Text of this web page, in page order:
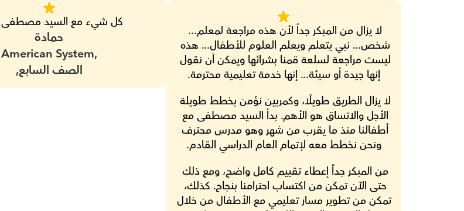
كل شيء مع السيد مصطفى
حمادة
الصف السابع,
American System,
إنها جيدة أو سيئة... إنها خدمة تعليمية محترمة.
أطفالنا منذ ما يقرب من شهر وهو مدرس محترف
ونحن نخطط معه لإتمام العام الدراسي القادم.
تمكن من تطوير مسار تعليمي مع الأطفال من خلال